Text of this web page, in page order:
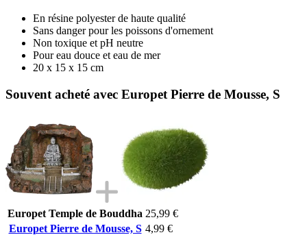
En résine polyester de haute qualité
Sans danger pour les poissons d'ornement
Non toxique et pH neutre
Pour eau douce et eau de mer
20 x 15 x 15 cm
Souvent acheté avec Europet Pierre de Mousse, S
Europet Temple de Bouddha 25,99 €
Europet Pierre de Mousse, S 4,99 €